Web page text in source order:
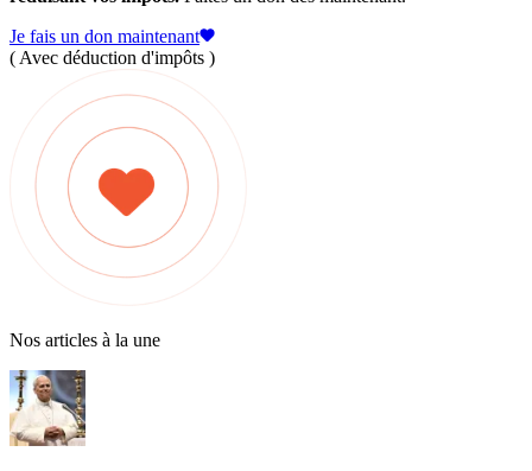
Je fais un don maintenant
( Avec déduction d'impôts )
Nos articles à la une